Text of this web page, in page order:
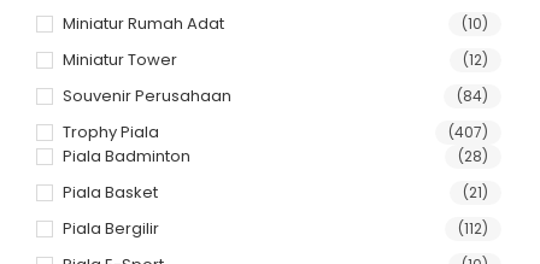
Miniatur Rumah Adat (10)
Miniatur Tower (12)
Souvenir Perusahaan (84)
Trophy Piala (407)
Piala Badminton (28)
Piala Basket (21)
Piala Bergilir (112)